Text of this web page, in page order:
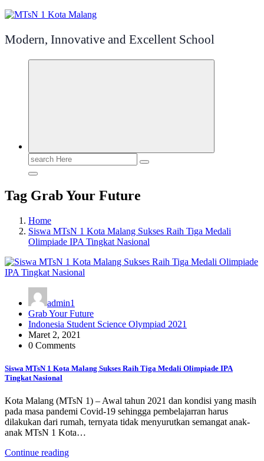
Modern, Innovative and Excellent School
Search
for:
Tag Grab Your Future
Home
Siswa MTsN 1 Kota Malang Sukses Raih Tiga Medali
Olimpiade IPA Tingkat Nasional
admin1
Grab Your Future
Indonesia Student Science Olympiad 2021
Maret 2, 2021
0 Comments
Siswa MTsN 1 Kota Malang Sukses Raih Tiga Medali Olimpiade IPA
Tingkat Nasional
Kota Malang (MTsN 1) – Awal tahun 2021 dan kondisi yang masih
pada masa pandemi Covid-19 sehingga pembelajarran harus
dilakukan dari rumah, ternyata tidak menyurutkan semangat anak-
anak MTsN 1 Kota…
Continue reading